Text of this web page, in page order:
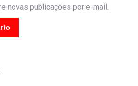
novas publicações por e-mail.